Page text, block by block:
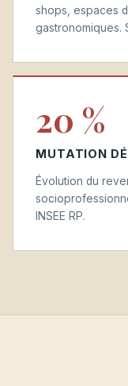
shops, espaces
gastronomiques.
20 %
MUTATION
Évolution du
INSEE RP.